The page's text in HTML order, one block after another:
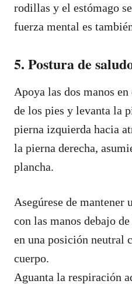
rodillas y el estómago
fuerza mental es
5. Postura de
Apoya las dos manos
de los pies y levanta la
pierna izquierda hacia
la pierna derecha,
plancha.
Asegúrese de mantener
con las manos debajo
en una posición neutral
cuerpo.
Aguanta la respiración